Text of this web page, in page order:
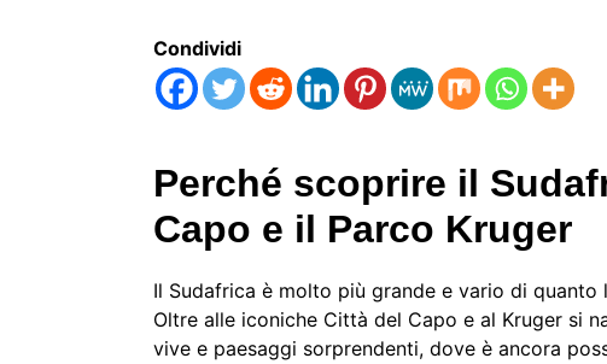
Condividi
Perché scoprire il
Capo e il Parco Kruger
Il Sudafrica è molto più grande e vario di
Oltre alle iconiche Città del Capo e al Kruger si
vive e paesaggi sorprendenti, dove è ancora